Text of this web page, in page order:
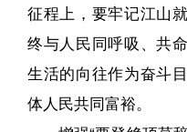
征程上，要牢记江山
终与人民同呼吸、共
生活的向往作为奋斗
体人民共同富裕。